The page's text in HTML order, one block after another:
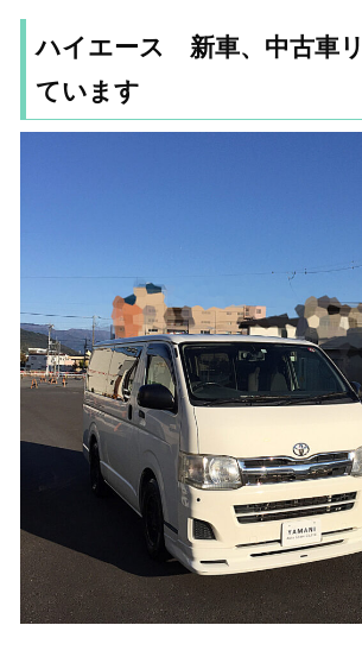
ハイエース 新車、中古車
ています